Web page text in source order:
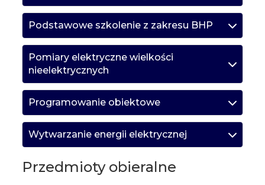
Podstawowe szkolenie z zakresu BHP
Pomiary elektryczne wielkości
nieelektrycznych
Programowanie obiektowe
Wytwarzanie energii elektrycznej
Przedmioty obieralne